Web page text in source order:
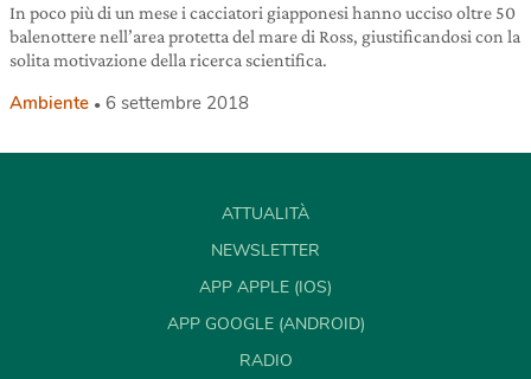
In poco più di un mese i cacciatori giapponesi hanno ucciso oltre 50
balenottere nell’area protetta del mare di Ross, giustificandosi con la
solita motivazione della ricerca scientifica.
Ambiente 6 settembre 2018
ATTUALITÀ
NEWSLETTER
APP APPLE (IOS)
APP GOOGLE (ANDROID)
RADIO